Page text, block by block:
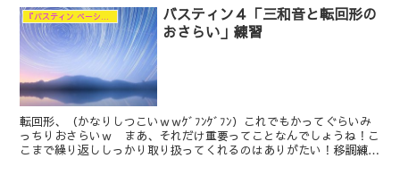
バスティン４「三和音と転回形の
おさらい」練習
転回形、（かなりしつこいｗｗｹﾞﾌﾝｹﾞﾌﾝ）これでもかってぐらいみ
っちりおさらいｗ まあ、それだけ重要ってことなんでしょうね！こ
こまで繰り返ししっかり取り扱ってくれるのはありがたい！移調練習